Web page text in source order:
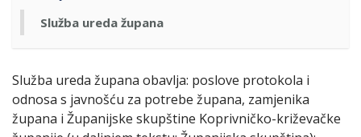
Služba ureda župana
Služba ureda župana obavlja: poslove protokola i
odnosa s javnošću za potrebe župana, zamjenika
župana i Županijske skupštine Koprivničko-križevačke